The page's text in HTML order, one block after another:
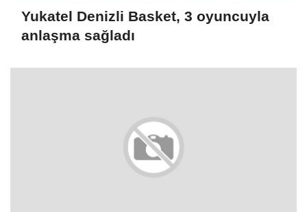
Yukatel Denizli Basket, 3 oyuncuyla
anlaşma sağladı